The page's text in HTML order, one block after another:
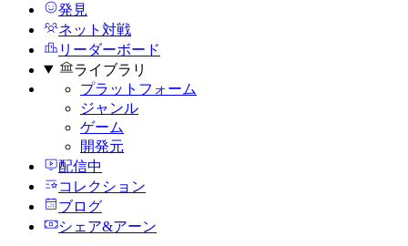
発見
ネット対戦
リーダーボード
ライブラリ
プラットフォーム
ジャンル
ゲーム
開発元
配信中
コレクション
ブログ
シェア&アーン